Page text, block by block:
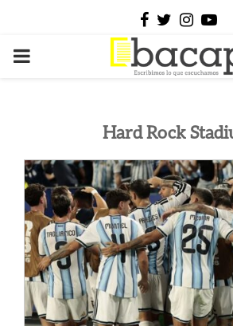
Facebook
Twitter
PRIMARY
Hard Rock